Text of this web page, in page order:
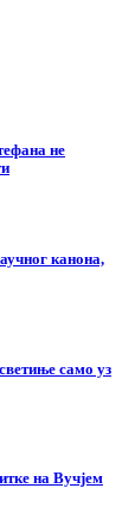
не
канона,
само уз
на Вучјем